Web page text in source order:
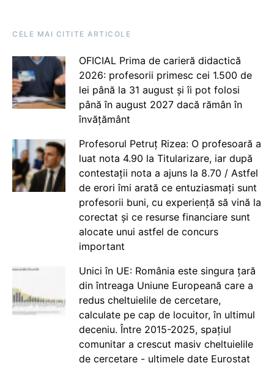
CELE MAI CITITE ARTICOLE
OFICIAL Prima de carieră didactică
2026: profesorii primesc cei 1.500 de
lei până la 31 august și îi pot folosi
până în august 2027 dacă rămân în
învățământ
Profesorul Petruț Rizea: O profesoară a
luat nota 4.90 la Titularizare, iar după
contestații nota a ajuns la 8.70 / Astfel
de erori îmi arată ce entuziasmați sunt
profesorii buni, cu experiență să vină la
corectat și ce resurse financiare sunt
alocate unui astfel de concurs
important
Unici în UE: România este singura țară
din întreaga Uniune Europeană care a
redus cheltuielile de cercetare,
calculate pe cap de locuitor, în ultimul
deceniu. Între 2015-2025, spațiul
comunitar a crescut masiv cheltuielile
de cercetare - ultimele date Eurostat